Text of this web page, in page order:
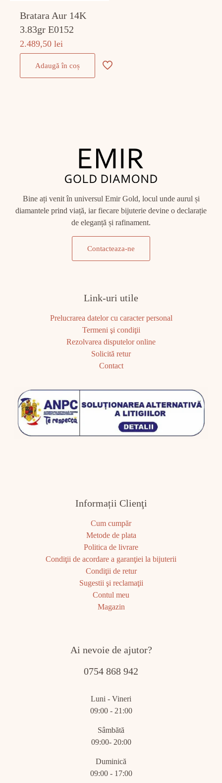
Bratara Aur 14K
3.83gr E0152
2.489,50lei
Adaugă în coș
Bine ați venit în universul Emir Gold, locul unde aurul și
diamantele prind viață, iar fiecare bijuterie devine o declarație
de eleganță și rafinament.
Contacteaza-ne
Link-uri utile
Prelucrarea datelor cu caracter personal
Termeni şi condiţii
Rezolvarea disputelor online
Solicită retur
Contact
Informații Clienţi
Cum cumpăr
Metode de plata
Politica de livrare
Condiţii de acordare a garanţiei la bijuterii
Condiţii de retur
Sugestii şi reclamaţii
Contul meu
Magazin
Ai nevoie de ajutor?
0754 868 942
Luni - Vineri
09:00 - 21:00
Sâmbătă
09:00- 20:00
Duminică
09:00 - 17:00